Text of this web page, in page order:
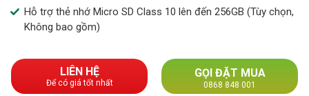
Hỗ trợ thẻ nhớ Micro SD Class 10 lên đến 256GB (Tùy chọn,
Không bao gồm)
LIÊN HỆ
Để có giá tốt nhất
GỌI ĐẶT MUA
0868 848 001